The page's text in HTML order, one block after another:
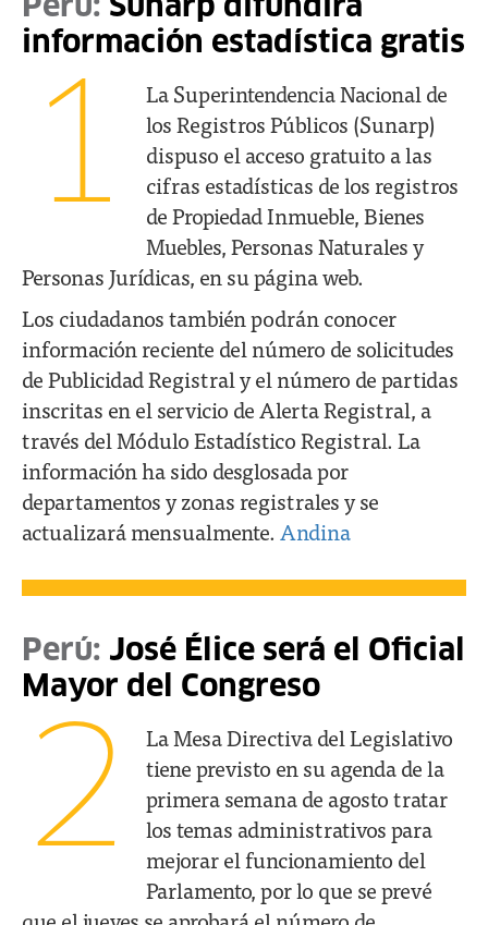
Perú: Sunarp difundirá
información estadística gratis
1
La Superintendencia Nacional de
los Registros Públicos (Sunarp)
dispuso el acceso gratuito a las
cifras estadísticas de los registros
de Propiedad Inmueble, Bienes
Muebles, Personas Naturales y
Personas Jurídicas, en su página web.
Los ciudadanos también podrán conocer
información reciente del número de solicitudes
de Publicidad Registral y el número de partidas
inscritas en el servicio de Alerta Registral, a
través del Módulo Estadístico Registral. La
información ha sido desglosada por
departamentos y zonas registrales y se
actualizará mensualmente. Andina
Perú: José Élice será el Oficial
Mayor del Congreso
2
La Mesa Directiva del Legislativo
tiene previsto en su agenda de la
primera semana de agosto tratar
los temas administrativos para
mejorar el funcionamiento del
Parlamento, por lo que se prevé